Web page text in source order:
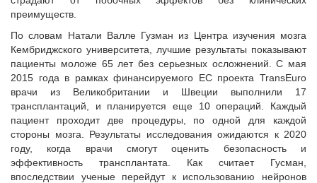
преимуществ.
По словам Натали Валле Гузман из Центра изучения мозга
Кембриджского университета, лучшие результаты показывают
пациенты моложе 65 лет без серьезных осложнений. С мая
2015 года в рамках финансируемого ЕС проекта TransEuro
врачи из Великобритании и Швеции выполнили 17
трансплантаций, и планируется еще 10 операций. Каждый
пациент проходит две процедуры, по одной для каждой
стороны мозга. Результаты исследования ожидаются к 2020
году, когда врачи смогут оценить безопасность и
эффективность трансплантата. Как считает Гусман,
впоследствии ученые перейдут к использованию нейронов